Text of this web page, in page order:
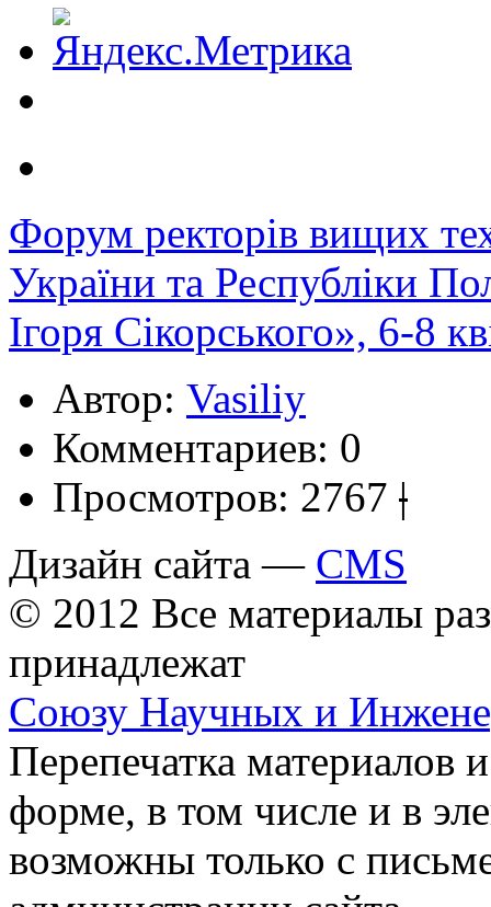
Форум ректорів вищих
України та Республіки
Ігоря Сікорського», 6-8
Автор: Vasiliy
Комментариев: 0
Просмотров: 2767 |
Дизайн сайта — CMS
© 2012 Все материалы
принадлежат
Союзу Научных и
Перепечатка материалов
форме, в том числе и в
возможны только с